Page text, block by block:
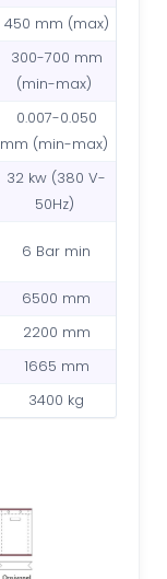
450 mm (max)
300-700 mm
(min-max)
0.007-0.050
mm (min-max)
32 kw (380 V-
50Hz)
6 Bar min
6500 mm
2200 mm
1665 mm
3400 kg